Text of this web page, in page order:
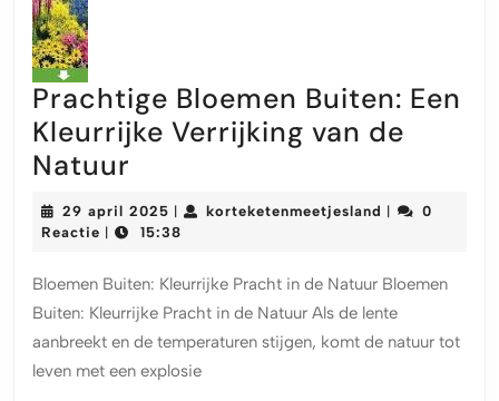
Prachtige Bloemen Buiten: Een
Kleurrijke Verrijking van de
Natuur
Bloemen
Buiten:
Kleurrijke
Verrijking
van
29 april 2025 29
april
korteketenmeetjesland
0
Reactie
15:38
Bloemen Buiten: Kleurrijke Pracht in de Natuur Bloemen
Buiten: Kleurrijke Pracht in de Natuur Als de lente
aanbreekt en de temperaturen stijgen, komt de natuur tot
leven met een explosie